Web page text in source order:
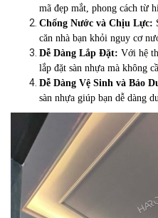
mã đẹp mắt, phong cách từ
Chống Nước và Chịu Lực:
căn nhà bạn khỏi nguy cơ
Dễ Dàng Lắp Đặt: Với hệ
lắp đặt sàn nhựa mà không
Dễ Dàng Vệ Sinh và Bảo
sàn nhựa giúp bạn dễ dàng